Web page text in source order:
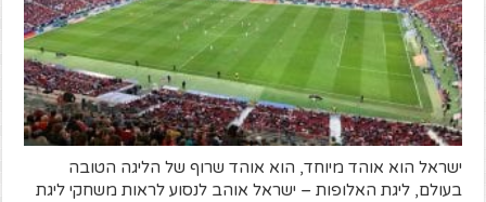
ישראל הוא אוהד מיוחד, הוא אוהד שרוף של הליגה הטובה
בעולם, ליגת האלופות – ישראל אוהב לנסוע לראות משחקי ליגת